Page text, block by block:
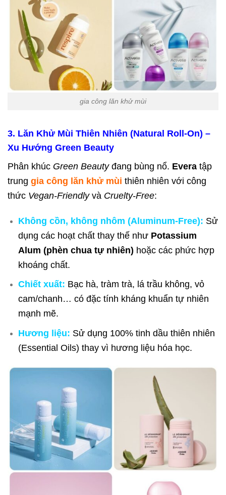
gia công lăn khử mùi
3. Lăn Khử Mùi Thiên Nhiên (Natural Roll-On) –
Xu Hướng Green Beauty
Phân khúc Green Beautyđang bùng nổ. Evera tập
trung gia công lăn khử mùi thiên nhiên với công
thức Vegan-Friendlyvà Cruelty-Free:
Không cồn, không nhôm (Aluminum-Free): Sử
dụng các hoạt chất thay thế như Potassium
Alum (phèn chua tự nhiên) hoặc các phức hợp
khoáng chất.
Chiết xuất: Bạc hà, tràm trà, lá trầu không, vỏ
cam/chanh… có đặc tính kháng khuẩn tự nhiên
mạnh mẽ.
Hương liệu: Sử dụng 100% tinh dầu thiên nhiên
(Essential Oils) thay vì hương liệu hóa học.